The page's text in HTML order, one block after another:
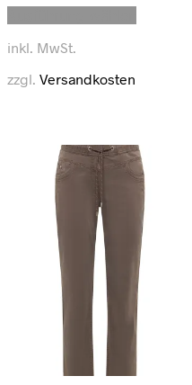
auf
der
gewählt
werden
inkl. MwSt.
zzgl. Versandkosten